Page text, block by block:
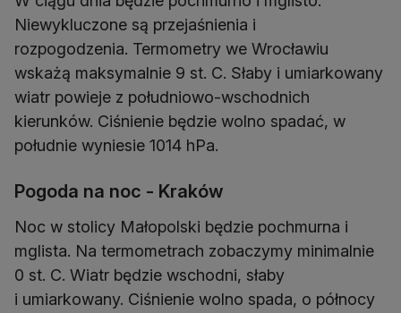
Niewykluczone są przejaśnienia i
rozpogodzenia. Termometry we Wrocławiu
wskażą maksymalnie 9 st. C. Słaby i umiarkowany
wiatr powieje z południowo-wschodnich
kierunków. Ciśnienie będzie wolno spadać, w
południe wyniesie 1014 hPa.
Pogoda na noc - Kraków
Noc w stolicy Małopolski będzie pochmurna i
mglista. Na termometrach zobaczymy minimalnie
0 st. C. Wiatr będzie wschodni, słaby
i umiarkowany. Ciśnienie wolno spada, o północy